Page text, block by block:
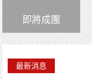
即將成團
最新消息